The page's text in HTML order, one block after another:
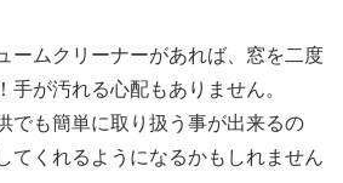
ームクリーナーがあれば、窓を二度
手が汚れる心配もありません。
でも簡単に取り扱う事が出来るの
てくれるようになるかもしれません